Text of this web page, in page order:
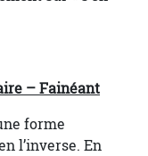
– Fainéant
forme
l’inverse. En